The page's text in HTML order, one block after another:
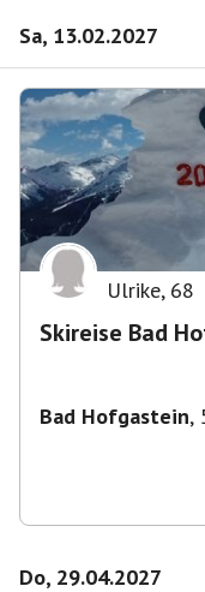
Sa, 13.02.2027
Ulrike, 68
Skireise Bad
Bad Hofgastein,
Do, 29.04.2027